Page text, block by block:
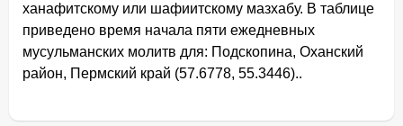
ханафитскому или шафиитскому мазхабу. В таблице
приведено время начала пяти ежедневных
мусульманских молитв для: Подскопина, Оханский
район, Пермский край (57.6778, 55.3446)..